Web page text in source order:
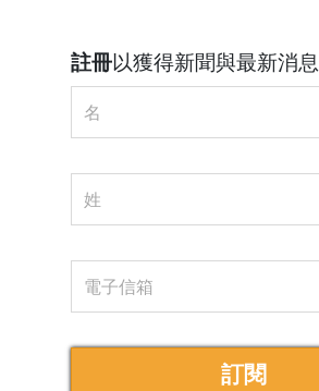
註冊以獲得新聞與最新消息
訂閱